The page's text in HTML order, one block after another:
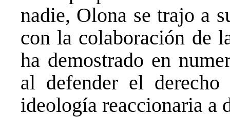
nadie, Olona se trajo a
con la colaboración de
ha demostrado en
al defender el
ideología reaccionaria a